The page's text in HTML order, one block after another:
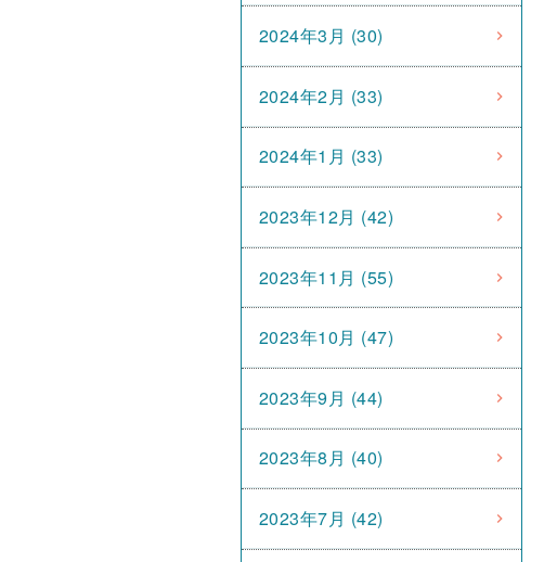
2024年3月 (30)
2024年2月 (33)
2024年1月 (33)
2023年12月 (42)
2023年11月 (55)
2023年10月 (47)
2023年9月 (44)
2023年8月 (40)
2023年7月 (42)